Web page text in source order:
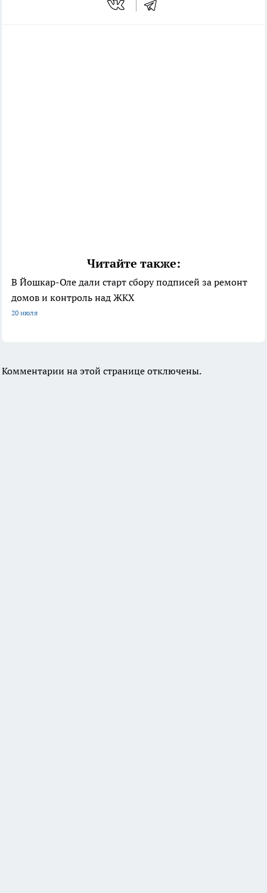
Читайте также:
В Йошкар-Оле дали старт сбору подписей за ремонт
домов и контроль над ЖКХ
20 июля
Комментарии на этой странице отключены.